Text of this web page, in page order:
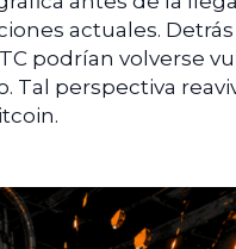
actuales. Detrás
podrían volverse
Tal perspectiva